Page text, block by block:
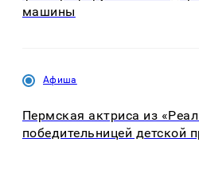
машины
Афиша
Пермская актриса из
победительницей детской